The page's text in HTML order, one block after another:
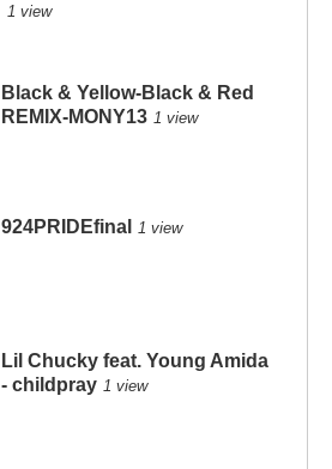
1 view
Black & Yellow-Black & Red
REMIX-MONY13 1 view
924PRIDEfinal 1 view
Lil Chucky feat. Young Amida
- childpray 1 view